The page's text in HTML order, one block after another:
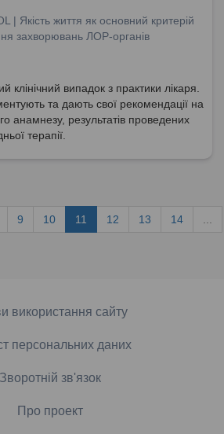
| Якість життя як основний критерій
захворювань ЛОР-органів
клінічний випадок з практики лікаря.
та дають свої рекомендації на
анамнезу, результатів проведених
терапії.
9 10 11 12 13 14
використання сайту
персональних даних
Зворотній зв'язок
Про проект